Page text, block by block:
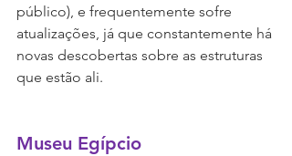
público), e frequentemente sofre
atualizações, já que constantemente há
novas descobertas sobre as estruturas
que estão ali.
Museu Egípcio